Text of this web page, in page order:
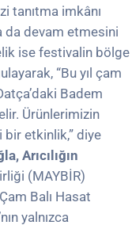
tanıtma imkânı
da devam etmesini
ise festivalin bölge
“Bu yıl çam
Badem
Ürünlerimizin
bir etkinlik,” diye
Arıcılığın
(MAYBİR)
Balı Hasat
yalnızca